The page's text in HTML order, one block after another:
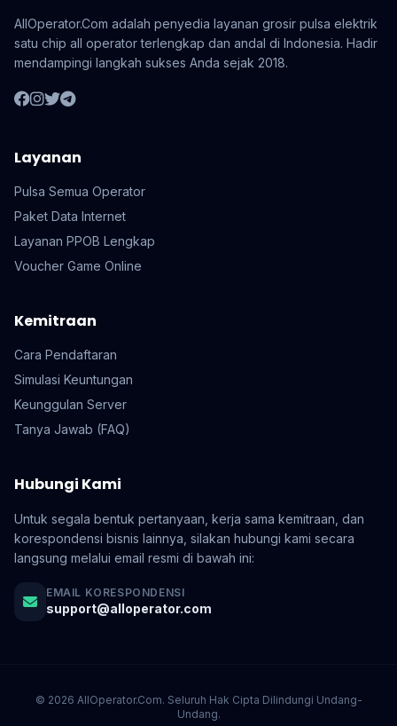
AllOperator.Com adalah penyedia layanan grosir pulsa elektrik
satu chip all operator terlengkap dan andal di Indonesia. Hadir
mendampingi langkah sukses Anda sejak 2018.
Layanan
Pulsa Semua Operator
Paket Data Internet
Layanan PPOB Lengkap
Voucher Game Online
Kemitraan
Cara Pendaftaran
Simulasi Keuntungan
Keunggulan Server
Tanya Jawab (FAQ)
Hubungi Kami
Untuk segala bentuk pertanyaan, kerja sama kemitraan, dan
korespondensi bisnis lainnya, silakan hubungi kami secara
langsung melalui email resmi di bawah ini:
EMAIL KORESPONDENSI
support@alloperator.com
© 2026 AllOperator.Com. Seluruh Hak Cipta Dilindungi Undang-
Undang.